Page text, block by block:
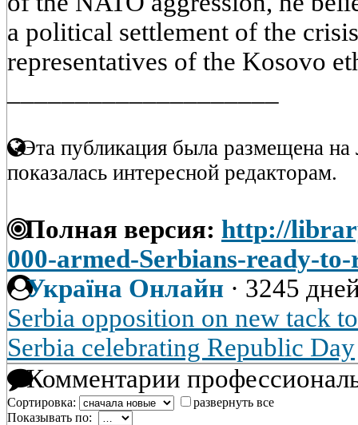
a political settlement of the
representatives of the Kosovo
Эта публикация была размещена на
показалась интересной редакторам.
Полная версия: http://
000-armed-Serbians-ready-
Україна Онлайн · 3245
Serbia opposition on new tack
Serbia celebrating Republic Day
Комментарии
Сортировка:
развернуть все
Показывать по: